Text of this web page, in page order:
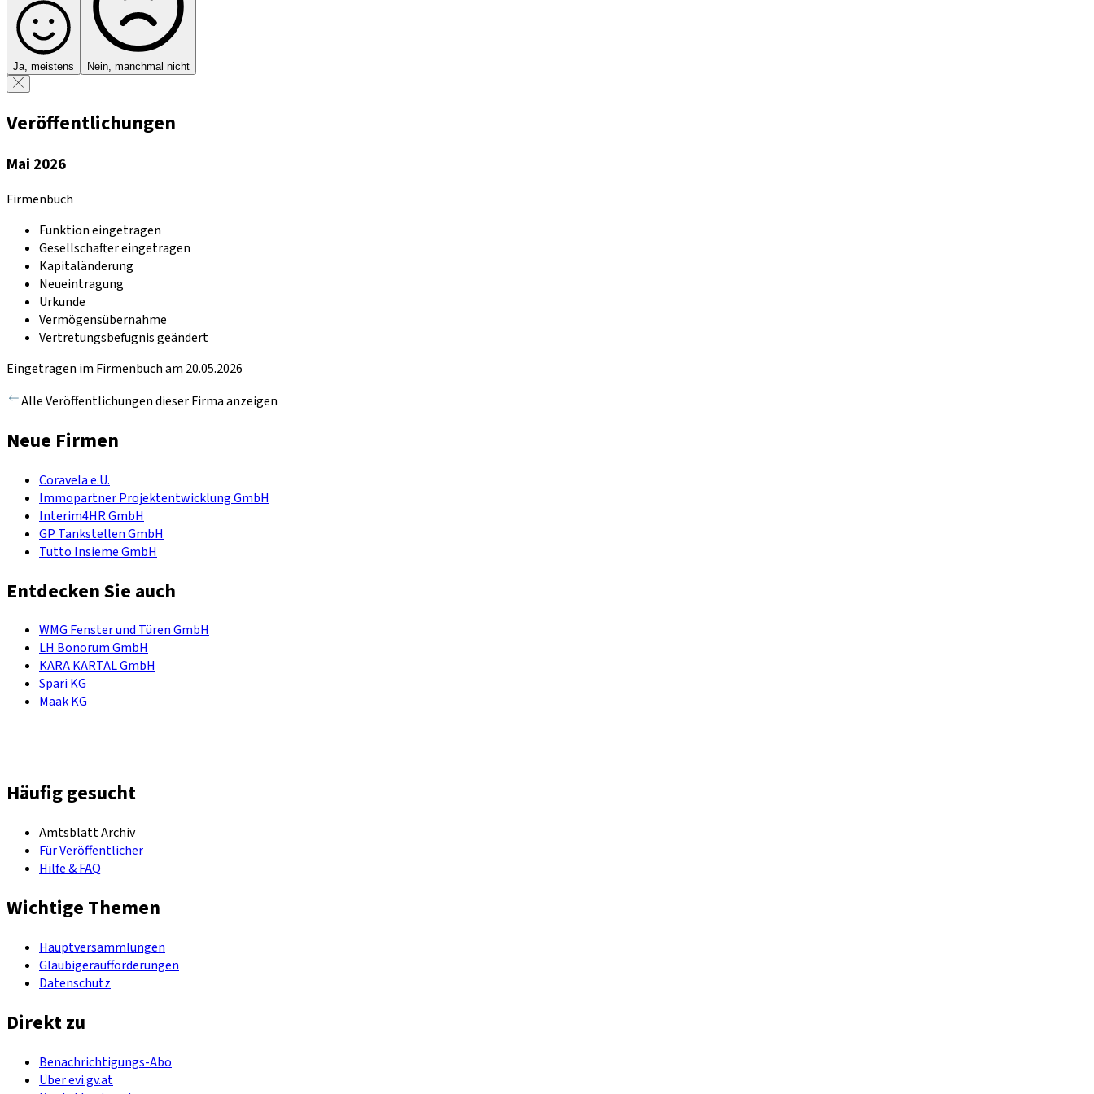
Ja, meistens Nein, manchmal nicht
Veröffentlichungen
Mai 2026
Firmenbuch
Funktion eingetragen
Gesellschafter eingetragen
Kapitaländerung
Neueintragung
Urkunde
Vermögensübernahme
Vertretungsbefugnis geändert
Eingetragen im Firmenbuch am 20.05.2026
Alle Veröffentlichungen dieser Firma anzeigen
Neue Firmen
Coravela e.U.
Immopartner Projektentwicklung GmbH
Interim4HR GmbH
GP Tankstellen GmbH
Tutto Insieme GmbH
Entdecken Sie auch
WMG Fenster und Türen GmbH
LH Bonorum GmbH
KARA KARTAL GmbH
Spari KG
Maak KG
Häufig gesucht
Amtsblatt Archiv
Für Veröffentlicher
Hilfe & FAQ
Wichtige Themen
Hauptversammlungen
Gläubigeraufforderungen
Datenschutz
Direkt zu
Benachrichtigungs-Abo
Über evi.gv.at